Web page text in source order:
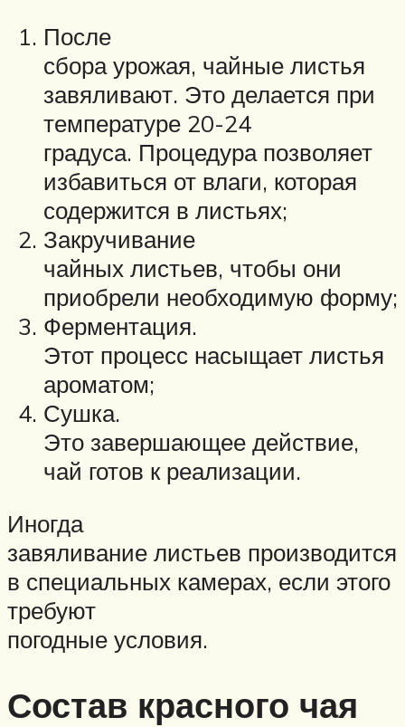
После
сбора урожая, чайные листья
завяливают. Это делается при
температуре 20-24
градуса. Процедура позволяет
избавиться от влаги, которая
содержится в листьях;
Закручивание
чайных листьев, чтобы они
приобрели необходимую форму;
Ферментация.
Этот процесс насыщает листья
ароматом;
Сушка.
Это завершающее действие,
чай готов к реализации.
Иногда
завяливание листьев производится
в специальных камерах, если этого
требуют
погодные условия.
Состав красного чая